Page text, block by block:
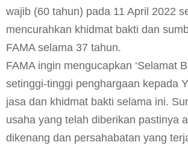
wajib (60 tahun) pada 11 April 2022
mencurahkan khidmat bakti dan
FAMA selama 37 tahun.
FAMA ingin mengucapkan ‘Selamat
setinggi-tinggi penghargaan kepada
jasa dan khidmat bakti selama ini.
usaha yang telah diberikan pastinya
dikenang dan persahabatan yang